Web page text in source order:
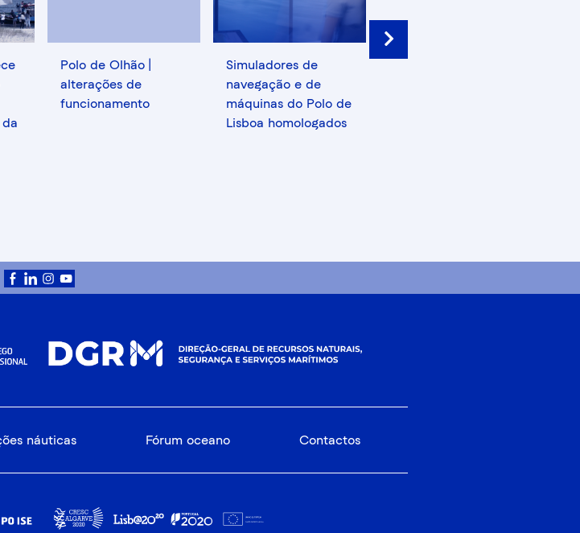
Polo de Olhão |
alterações de
funcionamento
Simuladores de
navegação e de
máquinas do Polo de
Lisboa homologados
Next
náuticas Fórum oceano Contactos